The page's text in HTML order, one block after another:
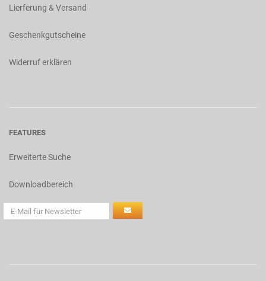
Lierferung & Versand
Geschenkgutscheine
Widerruf erklären
FEATURES
Erweiterte Suche
Downloadbereich